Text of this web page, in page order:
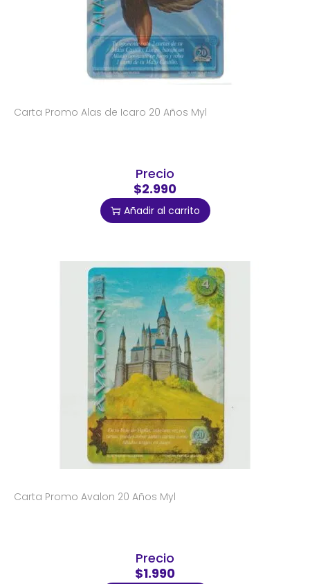
Carta Promo Alas de Icaro 20 Años Myl
Precio
$2.990
Añadir al carrito
Carta Promo Avalon 20 Años Myl
Precio
$1.990